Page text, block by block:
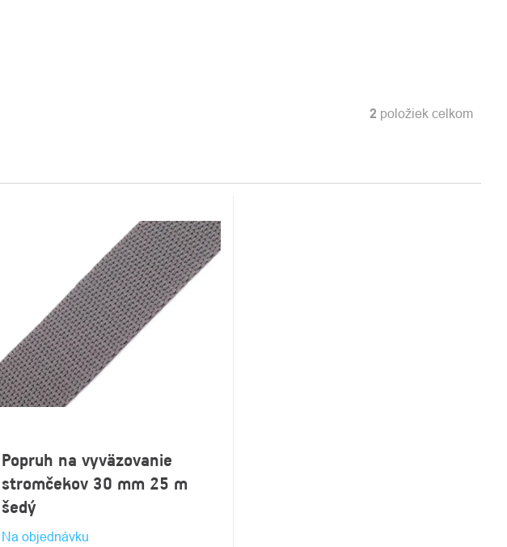
2 položiek celkom
Popruh na vyväzovanie
stromčekov 30 mm 25 m
šedý
Na objednávku